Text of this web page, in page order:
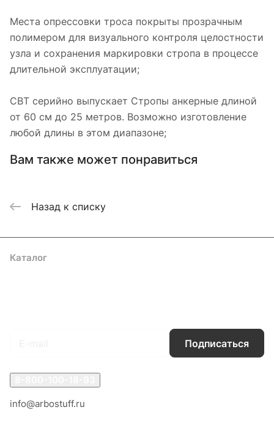
Места опрессовки троса покрыты прозрачным
полимером для визуального контроля целостности
узла и сохранения маркировки стропа в процессе
длительной эксплуатации;
СВТ серийно выпускает Стропы анкерные длиной
от 60 см до 25 метров. Возможно изготовление
любой длины в этом диапазоне;
Вам также может понравиться
Назад к списку
Каталог
Подписаться
info@arbostuff.ru